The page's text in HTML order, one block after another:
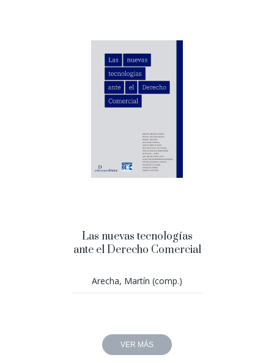
Las nuevas tecnologías
ante el Derecho Comercial
Arecha, Martín (comp.)
VER MÁS